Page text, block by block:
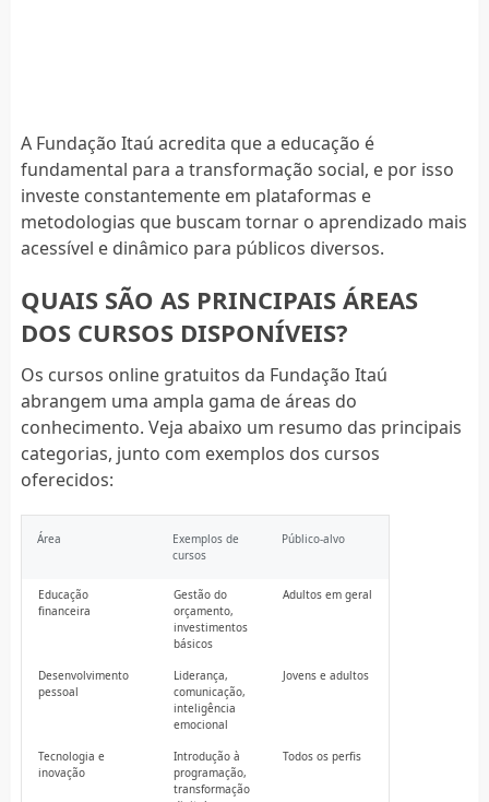
A Fundação Itaú acredita que a educação é
fundamental para a transformação social, e por isso
investe constantemente em plataformas e
metodologias que buscam tornar o aprendizado mais
acessível e dinâmico para públicos diversos.
QUAIS SÃO AS PRINCIPAIS ÁREAS
DOS CURSOS DISPONÍVEIS?
Os cursos online gratuitos da Fundação Itaú
abrangem uma ampla gama de áreas do
conhecimento. Veja abaixo um resumo das principais
categorias, junto com exemplos dos cursos
oferecidos:
Área
Exemplos de
cursos
Público-alvo
Educação
financeira
Gestão do
orçamento,
investimentos
básicos
Adultos em geral
Desenvolvimento
pessoal
Liderança,
comunicação,
inteligência
emocional
Jovens e adultos
Tecnologia e
inovação
Introdução à
programação,
transformação
Todos os perfis